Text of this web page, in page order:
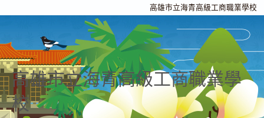
高雄市立海青高級工商職業學校
高雄市立海青高級工商職業學
校